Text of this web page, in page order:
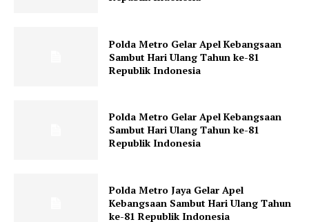
Polda Metro Gelar Apel Kebangsaan
Sambut Hari Ulang Tahun ke-81
Republik Indonesia
Polda Metro Gelar Apel Kebangsaan
Sambut Hari Ulang Tahun ke-81
Republik Indonesia
Polda Metro Jaya Gelar Apel
Kebangsaan Sambut Hari Ulang Tahun
ke-81 Republik Indonesia